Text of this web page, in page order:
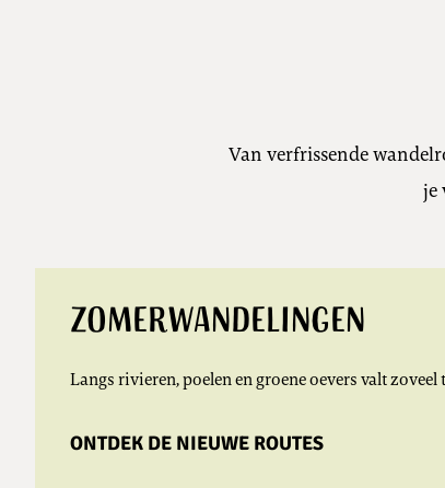
Van verfrissende
je
Zomerwandelingen
Langs rivieren, poelen en groene oevers valt
ONTDEK DE NIEUWE ROUTES